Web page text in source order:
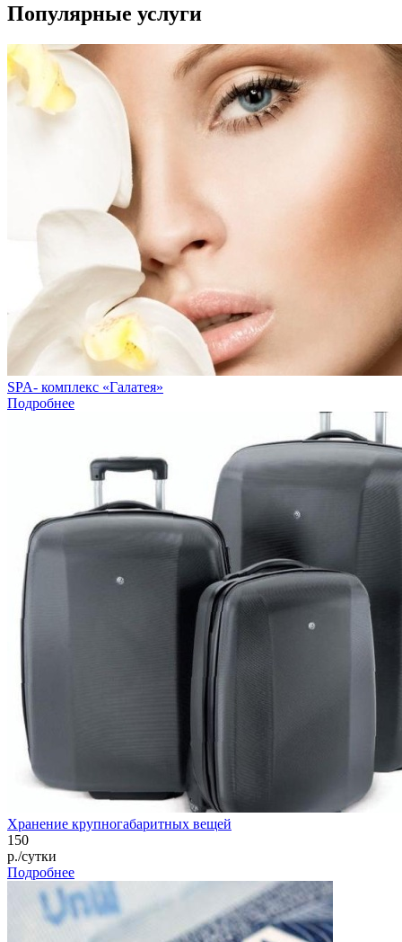
Популярные услуги
SPA- комплекс «Галатея»
Подробнее
Хранение крупногабаритных вещей
150
р./сутки
Подробнее